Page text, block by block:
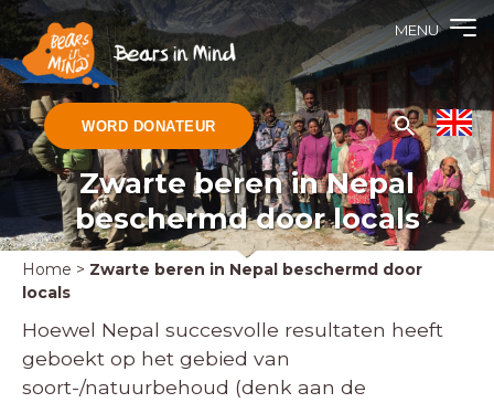
MENU
WORD DONATEUR
Zwarte beren in Nepal
beschermd door locals
Home > Zwarte beren in Nepal beschermd door
locals
Hoewel Nepal succesvolle resultaten heeft
geboekt op het gebied van
soort-/natuurbehoud (denk aan de